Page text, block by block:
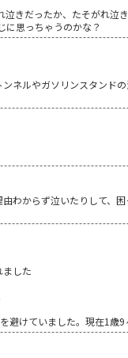
きだったか、たそがれ
に思っちゃうのかな？
ネルやガソリンスタンドの
わからず泣いたりして、
ました
避けていました。現在1歳